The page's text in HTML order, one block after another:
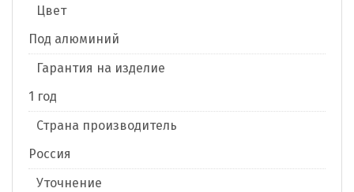
Цвет
Под алюминий
Гарантия на изделие
1 год
Страна производитель
Россия
Уточнение